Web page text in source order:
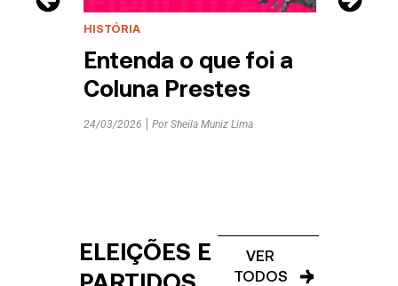
HISTÓRIA
Entenda o que foi a
Coluna Prestes
24/03/2026 Por Sheila Muniz Lima
ELEIÇÕES E
VER
TODOS